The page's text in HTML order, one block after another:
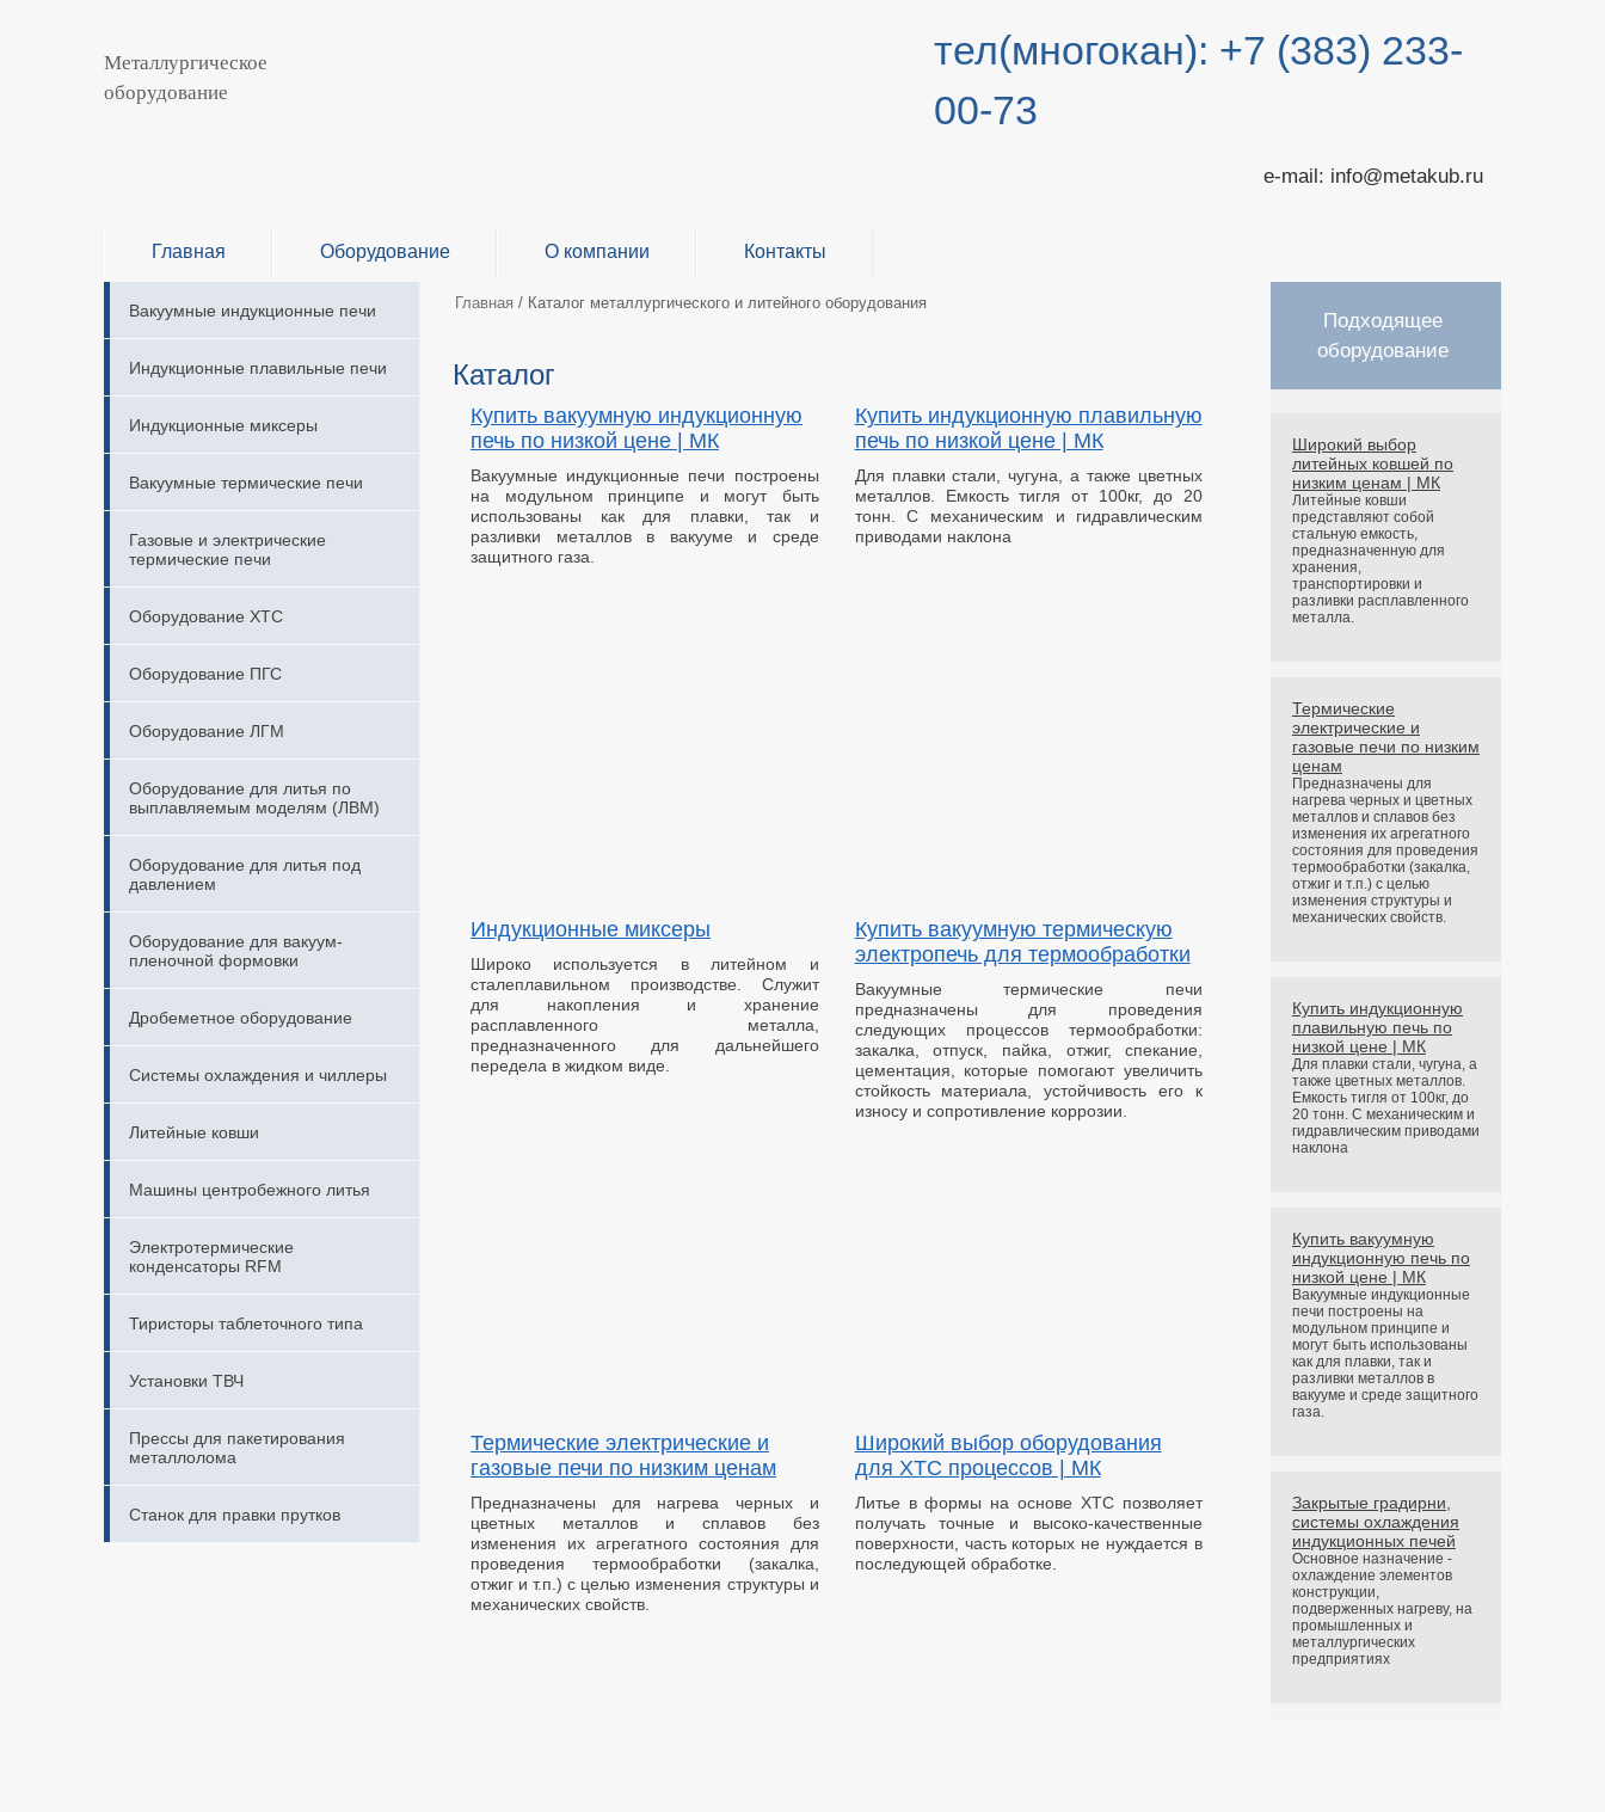
Металлургическое
оборудование
тел(многокан): +7 (383) 233-
00-73
e-mail: info@metakub.ru
Главная Оборудование О компании Контакты
Вакуумные индукционные печи
Индукционные плавильные печи
Индукционные миксеры
Вакуумные термические печи
Газовые и электрические
термические печи
Оборудование ХТС
Оборудование ПГС
Оборудование ЛГМ
Оборудование для литья по
выплавляемым моделям (ЛВМ)
Оборудование для литья под
давлением
Оборудование для вакуум-
пленочной формовки
Дробеметное оборудование
Системы охлаждения и чиллеры
Литейные ковши
Машины центробежного литья
Электротермические
конденсаторы RFM
Тиристоры таблеточного типа
Установки ТВЧ
Прессы для пакетирования
металлолома
Станок для правки прутков
Главная / Каталог металлургического и литейного оборудования
Каталог
Купить вакуумную индукционную
печь по низкой цене | МК
Вакуумные индукционные печи построены
на модульном принципе и могут быть
использованы как для плавки, так и
разливки металлов в вакууме и среде
защитного газа.
Купить индукционную плавильную
печь по низкой цене | МК
Для плавки стали, чугуна, а также цветных
металлов. Емкость тигля от 100кг, до 20
тонн. С механическим и гидравлическим
приводами наклона
Индукционные миксеры
Широко используется в литейном и
сталеплавильном производстве. Служит
для накопления и хранение
расплавленного металла,
предназначенного для дальнейшего
передела в жидком виде.
Купить вакуумную термическую
электропечь для термообработки
Вакуумные термические печи
предназначены для проведения
следующих процессов термообработки:
закалка, отпуск, пайка, отжиг, спекание,
цементация, которые помогают увеличить
стойкость материала, устойчивость его к
износу и сопротивление коррозии.
Термические электрические и
газовые печи по низким ценам
Предназначены для нагрева черных и
цветных металлов и сплавов без
изменения их агрегатного состояния для
проведения термообработки (закалка,
отжиг и т.п.) с целью изменения структуры и
механических свойств.
Широкий выбор оборудования
для ХТС процессов | МК
Литье в формы на основе ХТС позволяет
получать точные и высоко-качественные
поверхности, часть которых не нуждается в
последующей обработке.
Подходящее
оборудование
Широкий выбор
литейных ковшей по
низким ценам | МК
Литейные ковши
представляют собой
стальную емкость,
предназначенную для
хранения,
транспортировки и
разливки расплавленного
металла.
Термические
электрические и
газовые печи по низким
ценам
Предназначены для
нагрева черных и цветных
металлов и сплавов без
изменения их агрегатного
состояния для проведения
термообработки (закалка,
отжиг и т.п.) с целью
изменения структуры и
механических свойств.
Купить индукционную
плавильную печь по
низкой цене | МК
Для плавки стали, чугуна, а
также цветных металлов.
Емкость тигля от 100кг, до
20 тонн. С механическим и
гидравлическим приводами
наклона
Купить вакуумную
индукционную печь по
низкой цене | МК
Вакуумные индукционные
печи построены на
модульном принципе и
могут быть использованы
как для плавки, так и
разливки металлов в
вакууме и среде защитного
газа.
Закрытые градирни,
системы охлаждения
индукционных печей
Основное назначение -
охлаждение элементов
конструкции,
подверженных нагреву, на
промышленных и
металлургических
предприятиях